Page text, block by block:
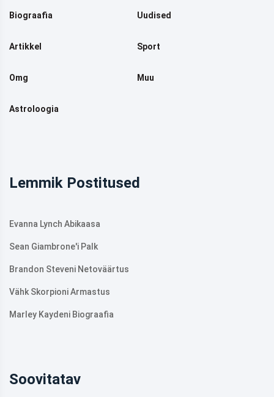
Biograafia Uudised
Artikkel Sport
Omg Muu
Astroloogia
Lemmik Postitused
Evanna Lynch Abikaasa
Sean Giambrone'i Palk
Brandon Steveni Netoväärtus
Vähk Skorpioni Armastus
Marley Kaydeni Biograafia
Soovitatav